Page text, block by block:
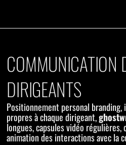
COMMUNICATION
DIRIGEANTS
Positionnement personal
propres à chaque dirigeant,
longues, capsules vidéo régulières,
animation des interactions avec la